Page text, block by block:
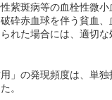
紫斑病等の血栓性微
砕赤血球を伴う貧血、
れた場合には、適切な
」の発現頻度は、単
。